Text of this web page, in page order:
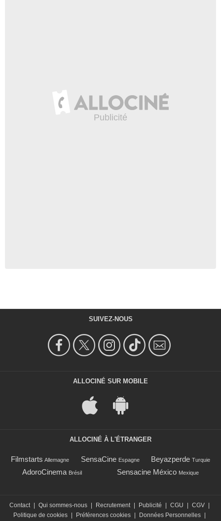
SUIVEZ-NOUS
ALLOCINÉ SUR MOBILE
ALLOCINÉ À L'ÉTRANGER
Filmstarts Allemagne SensaCine Espagne Beyazperde Turquie
AdoroCinema Brésil Sensacine México Mexique
Contact Qui sommes-nous Recrutement Publicité CGU CGV
Politique de cookies
Préférences cookies Données Personnelles